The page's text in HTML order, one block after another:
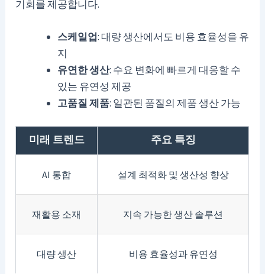
기회를 제공합니다.
스케일업: 대량 생산에서도 비용 효율성을 유
지
유연한 생산: 수요 변화에 빠르게 대응할 수
있는 유연성 제공
고품질 제품: 일관된 품질의 제품 생산 가능
미래 트렌드 주요 특징
AI 통합 설계 최적화 및 생산성 향상
재활용 소재 지속 가능한 생산 솔루션
대량 생산 비용 효율성과 유연성